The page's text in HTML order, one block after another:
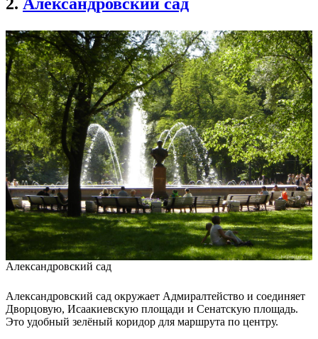
2. Александровский сад
Александровский сад
Александровский сад окружает Адмиралтейство и соединяет
Дворцовую, Исаакиевскую площади и Сенатскую площадь.
Это удобный зелёный коридор для маршрута по центру.